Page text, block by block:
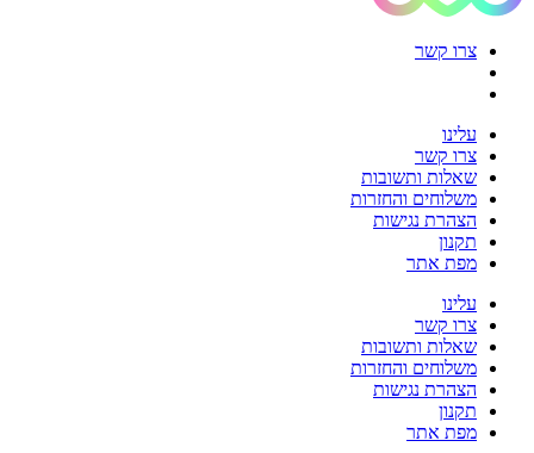
צרו קשר
עלינו
צרו קשר
שאלות ותשובות
משלוחים והחזרות
הצהרת נגישות
תקנון
מפת אתר
עלינו
צרו קשר
שאלות ותשובות
משלוחים והחזרות
הצהרת נגישות
תקנון
מפת אתר